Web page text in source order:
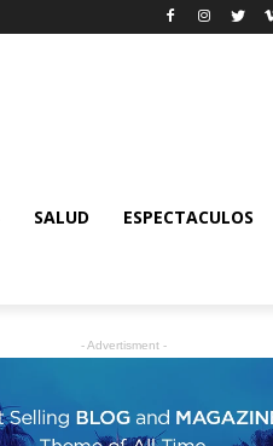
SALUD ESPECTACULOS
- Advertisment -